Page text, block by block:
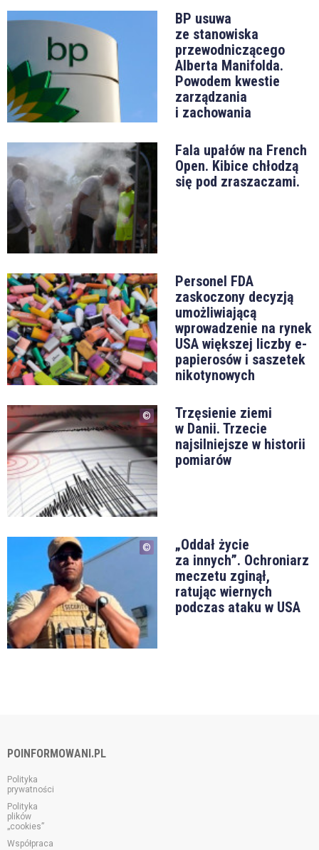
BP usuwa
ze stanowiska
przewodniczącego
Alberta Manifolda.
Powodem kwestie
zarządzania
i zachowania
Fala upałów na French
Open. Kibice chłodzą
się pod zraszaczami.
Personel FDA
zaskoczony decyzją
umożliwiającą
wprowadzenie na rynek
USA większej liczby e-
papierosów i saszetek
nikotynowych
Trzęsienie ziemi
w Danii. Trzecie
najsilniejsze w historii
pomiarów
„Oddał życie
za innych”. Ochroniarz
meczetu zginął,
ratując wiernych
podczas ataku w USA
POINFORMOWANI.PL
Polityka
prywatności
Polityka
plików
„cookies”
Współpraca